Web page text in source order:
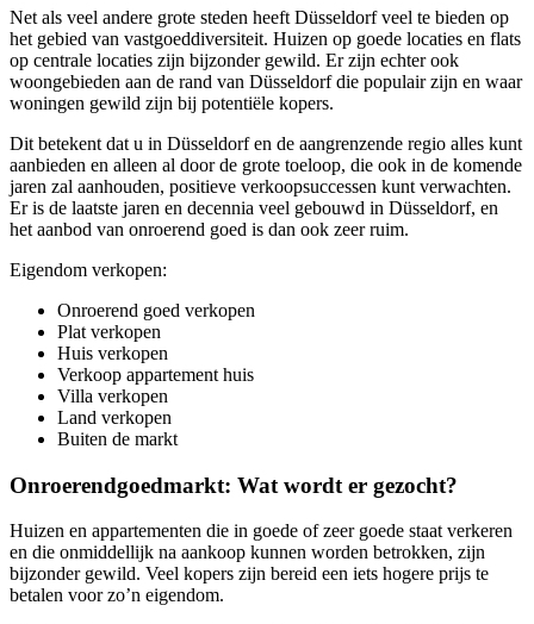
Net als veel andere grote steden heeft Düsseldorf veel te bieden op
het gebied van vastgoeddiversiteit. Huizen op goede locaties en flats
op centrale locaties zijn bijzonder gewild. Er zijn echter ook
woongebieden aan de rand van Düsseldorf die populair zijn en waar
woningen gewild zijn bij potentiële kopers.
Dit betekent dat u in Düsseldorf en de aangrenzende regio alles kunt
aanbieden en alleen al door de grote toeloop, die ook in de komende
jaren zal aanhouden, positieve verkoopsuccessen kunt verwachten.
Er is de laatste jaren en decennia veel gebouwd in Düsseldorf, en
het aanbod van onroerend goed is dan ook zeer ruim.
Eigendom verkopen:
Onroerend goed verkopen
Plat verkopen
Huis verkopen
Verkoop appartement huis
Villa verkopen
Land verkopen
Buiten de markt
Onroerendgoedmarkt: Wat wordt er gezocht?
Huizen en appartementen die in goede of zeer goede staat verkeren
en die onmiddellijk na aankoop kunnen worden betrokken, zijn
bijzonder gewild. Veel kopers zijn bereid een iets hogere prijs te
betalen voor zo’n eigendom.